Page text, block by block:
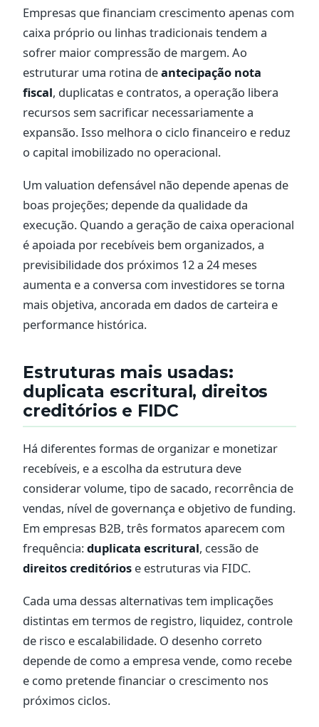
Empresas que financiam crescimento apenas com
caixa próprio ou linhas tradicionais tendem a
sofrer maior compressão de margem. Ao
estruturar uma rotina deantecipação nota
fiscal, duplicatas e contratos, a operação libera
recursos sem sacrificar necessariamente a
expansão. Isso melhora o ciclo financeiro e reduz
o capital imobilizado no operacional.
Um valuation defensável não depende apenas de
boas projeções; depende da qualidade da
execução. Quando a geração de caixa operacional
é apoiada por recebíveis bem organizados, a
previsibilidade dos próximos 12 a 24 meses
aumenta e a conversa com investidores se torna
mais objetiva, ancorada em dados de carteira e
performance histórica.
Estruturas mais usadas:
duplicata escritural, direitos
creditórios e FIDC
Há diferentes formas de organizar e monetizar
recebíveis, e a escolha da estrutura deve
considerar volume, tipo de sacado, recorrência de
vendas, nível de governança e objetivo de funding.
Em empresas B2B, três formatos aparecem com
frequência:duplicata escritural, cessão de
direitos creditórios e estruturas via FIDC.
Cada uma dessas alternativas tem implicações
distintas em termos de registro, liquidez, controle
de risco e escalabilidade. O desenho correto
depende de como a empresa vende, como recebe
e como pretende financiar o crescimento nos
próximos ciclos.